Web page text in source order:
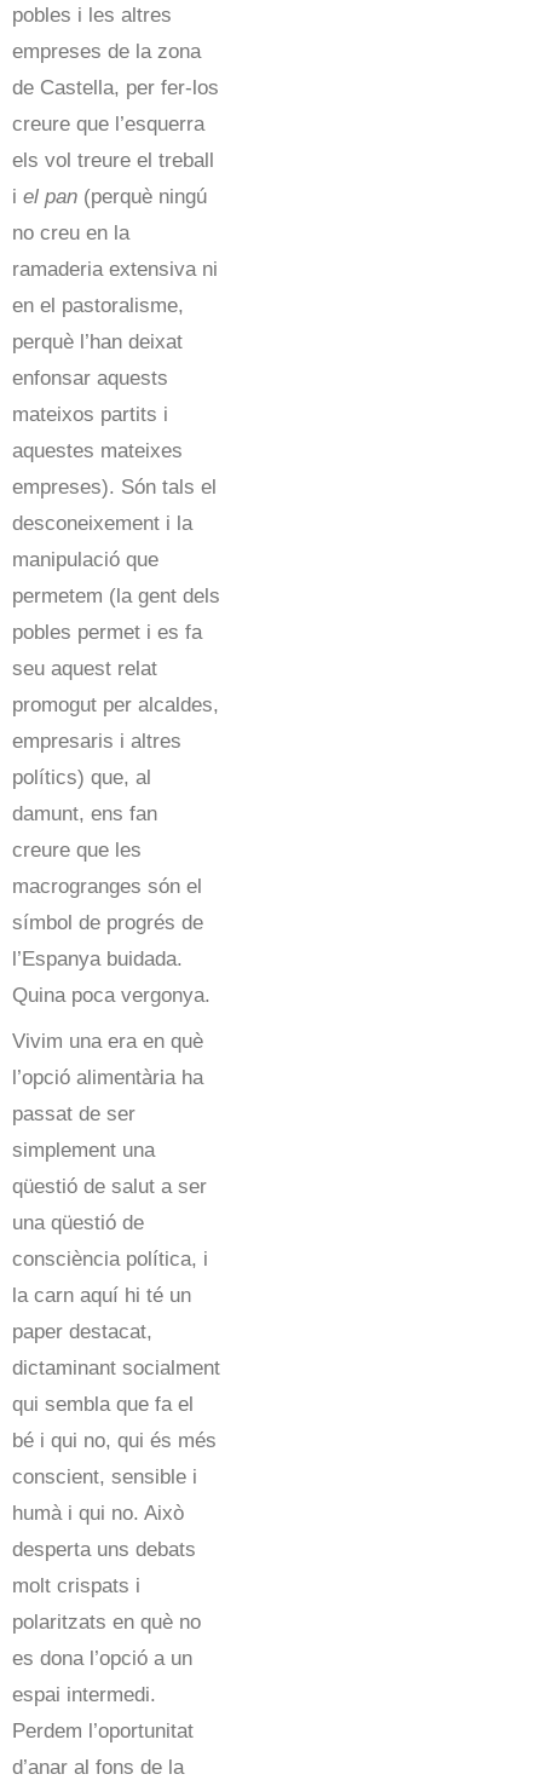
pobles i les altres
empreses de la zona
de Castella, per fer-los
creure que l’esquerra
els vol treure el treball
i el pan (perquè ningú
no creu en la
ramaderia extensiva ni
en el pastoralisme,
perquè l’han deixat
enfonsar aquests
mateixos partits i
aquestes mateixes
empreses). Són tals el
desconeixement i la
manipulació que
permetem (la gent dels
pobles permet i es fa
seu aquest relat
promogut per alcaldes,
empresaris i altres
polítics) que, al
damunt, ens fan
creure que les
macrogranges són el
símbol de progrés de
l’Espanya buidada.
Quina poca vergonya.
Vivim una era en què
l’opció alimentària ha
passat de ser
simplement una
qüestió de salut a ser
una qüestió de
consciència política, i
la carn aquí hi té un
paper destacat,
dictaminant socialment
qui sembla que fa el
bé i qui no, qui és més
conscient, sensible i
humà i qui no. Això
desperta uns debats
molt crispats i
polaritzats en què no
es dona l’opció a un
espai intermedi.
Perdem l’oportunitat
d’anar al fons de la